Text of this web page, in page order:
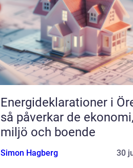
Energideklarationer i
så påverkar de ekonomi,
miljö och boende
Simon Hagberg 30